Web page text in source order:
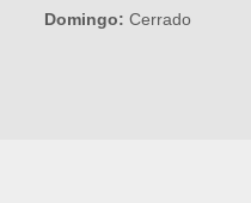
Domingo: Cerrado